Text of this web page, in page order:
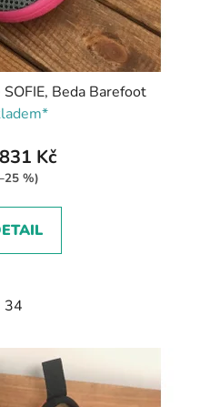
Beda Barefoot
831 Kč
%)
34